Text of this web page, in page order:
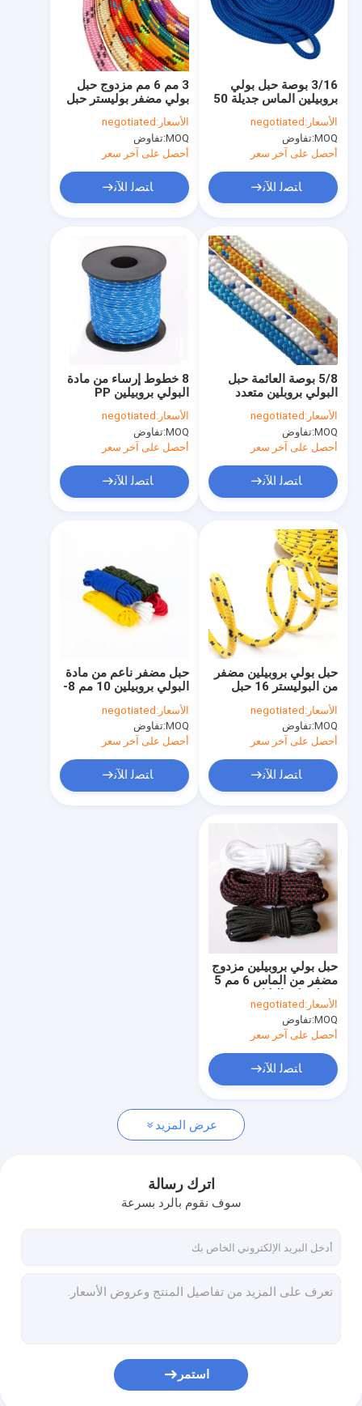
معلومات عنا
جولة في المعمل
مراقبة الجودة
اتصل بنا
حبل نايلون مضفر
حبل مضفر من مادة البولي بروبيلين
حبل فائدة مضفر
550 باراكورد حبل
حبل خيمة عاكس
حبل الصيد المغناطيس
حبل نايلون خارجي
التخييم غي الحبال
3 مم 6 مم مزدوج حبل
بولي مضفر بوليستر حبل
مسطح 50 قدم 250 رطل
الأسعار: negotiated
MOQ: تفاوض
أحصل على آخر سعر
ﺎﺘﺼﻟ ﺍﻶﻧ
3/16 بوصة حبل بولي
بروبيلين الماس جديلة 50
قدم حبل ملتوي من مادة
البولي بروبيلين
الأسعار: negotiated
MOQ: تفاوض
أحصل على آخر سعر
ﺎﺘﺼﻟ ﺍﻶﻧ
8 خطوط إرساء من مادة
البولي بروبيلين PP
مقاس 5/16 بوصة
الأسعار: negotiated
MOQ: تفاوض
أحصل على آخر سعر
ﺎﺘﺼﻟ ﺍﻶﻧ
5/8 بوصة العائمة حبل
البولي بروبلين متعدد
حبل
الأسعار: negotiated
MOQ: تفاوض
أحصل على آخر سعر
ﺎﺘﺼﻟ ﺍﻶﻧ
حبل مضفر ناعم من مادة
البولي بروبيلين 10 مم 8-
الأسعار:negotiated
MOQ: تفاوض
أحصل على آخر سعر
ﺎﺘﺼﻟ ﺍﻶﻧ
حبل بولي بروبيلين مضفر
من البوليستر 16 حبل
الأسعار:negotiated
MOQ: تفاوض
أحصل على آخر سعر
ﺎﺘﺼﻟ ﺍﻶﻧ
حبل بولي بروبيلين مزدوج
مضفر من الماس 6 مم 5
الأسعار:negotiated
MOQ: تفاوض
أحصل على آخر سعر
ﺎﺘﺼﻟ ﺍﻶﻧ
عرض المزيد
اترك رسالة
سوف نقوم بالرد بسرعة
استمر